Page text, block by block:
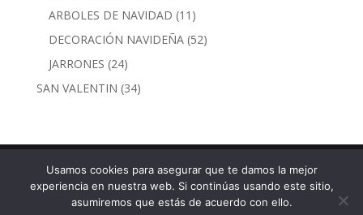
productos
ARBOLES DE NAVIDAD 11 11
productos
DECORACIÓN NAVIDEÑA 5252
JARRONES 2424
productos
SAN VALENTIN 3434
Calle Torre Nueva, 30 · 50003 Zaragoza - Tel. 976 29
93 04 -Política de Privacidad- Condiciones
Usamos cookies para asegurar que te damos la mejor
experiencia en nuestra web. Si continúas usando este sitio,
asumiremos que estás de acuerdo con ello.